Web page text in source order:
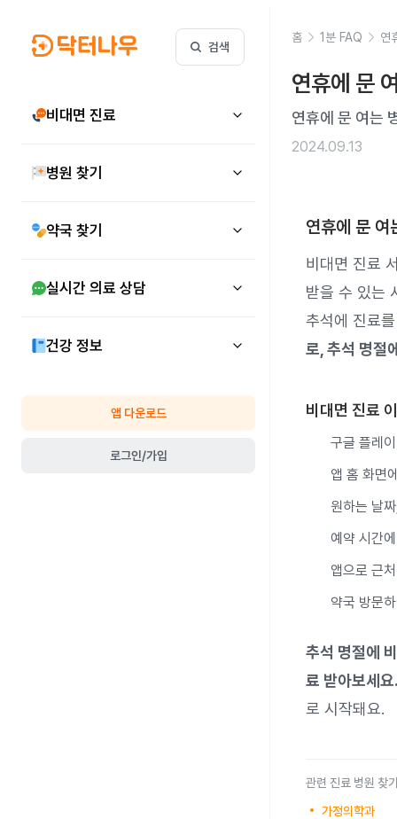
검색
비대면 진료
병원 찾기
약국 찾기
실시간 의료 상담
건강 정보
앱 다운로드
로그인/가입
홈 1분 FAQ 연
연휴에 문
연휴에 문 여는
2024.09.13
연휴에 문 여
비대면 진료
받을 수 있는
추석에 진료
로, 추석 명절
비대면 진료
구글 플레
앱 홈 화면
원하는 날
예약 시간
앱으로 근
약국 방문
추석 명절에
료 받아보세
로 시작돼요.
관련 진료 병원 찾
가정의학과